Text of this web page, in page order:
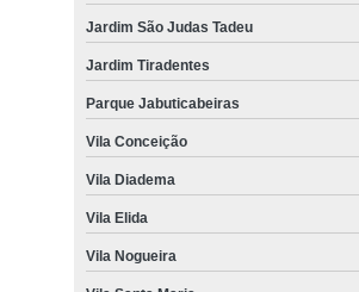
Jardim São Judas Tadeu
Jardim Tiradentes
Parque Jabuticabeiras
Vila Conceição
Vila Diadema
Vila Elida
Vila Nogueira